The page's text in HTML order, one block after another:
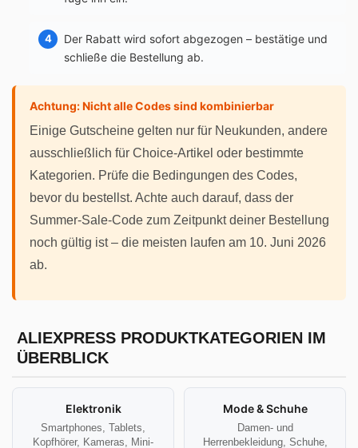
Der Rabatt wird sofort abgezogen – bestätige und
schließe die Bestellung ab.
Achtung: Nicht alle Codes sind kombinierbar
Einige Gutscheine gelten nur für Neukunden, andere
ausschließlich für Choice-Artikel oder bestimmte
Kategorien. Prüfe die Bedingungen des Codes,
bevor du bestellst. Achte auch darauf, dass der
Summer-Sale-Code zum Zeitpunkt deiner Bestellung
noch gültig ist – die meisten laufen am 10. Juni 2026
ab.
ALIEXPRESS PRODUKTKATEGORIEN IM
ÜBERBLICK
Elektronik
Smartphones, Tablets,
Kopfhörer, Kameras, Mini-
Mode & Schuhe
Damen- und
Herrenbekleidung, Schuhe,